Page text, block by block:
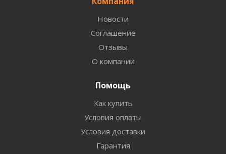
Новости
Соглашение
Отзывы
О компании
Помощь
Как купить
Условия оплаты
Условия доставки
Гарантия